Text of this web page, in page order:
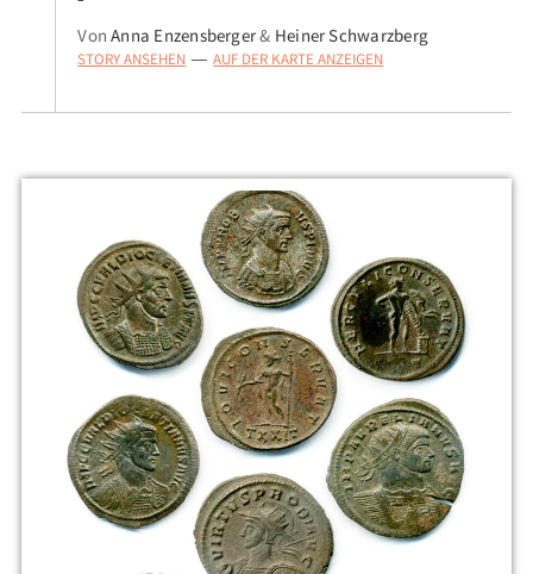
VonAnna Enzensberger& Heiner Schwarzberg
STORY ANSEHEN — AUF DER KARTE ANZEIGEN